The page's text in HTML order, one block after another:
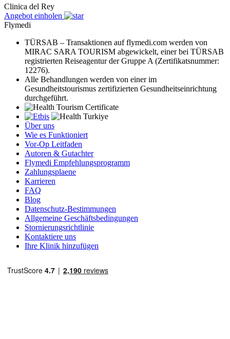
Clinica del Rey
Angebot einholen
Flymedi
TÜRSAB – Transaktionen auf flymedi.com werden von
MIRAC SARA TOURISM abgewickelt, einer bei TÜRSAB
registrierten Reiseagentur der Gruppe A (Zertifikatsnummer:
12276).
Alle Behandlungen werden von einer im
Gesundheitstourismus zertifizierten Gesundheitseinrichtung
durchgeführt.
Über uns
Wie es Funktioniert
Vor-Op Leitfaden
Autoren & Gutachter
Flymedi Empfehlungsprogramm
Zahlungsplaene
Karrieren
FAQ
Blog
Datenschutz-Bestimmungen
Allgemeine Geschäftsbedingungen
Stornierungsrichtlinie
Kontaktiere uns
Ihre Klinik hinzufügen